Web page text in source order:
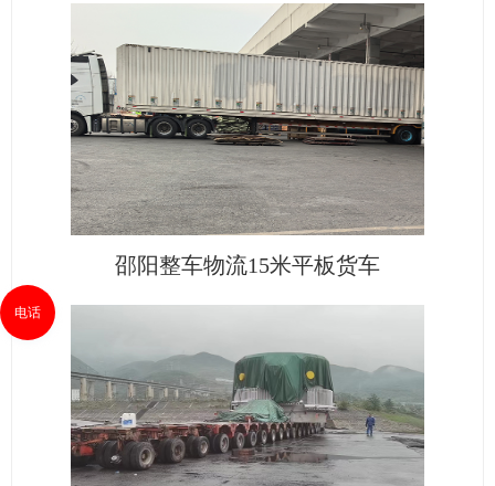
邵阳整车物流15米平板货车
电话